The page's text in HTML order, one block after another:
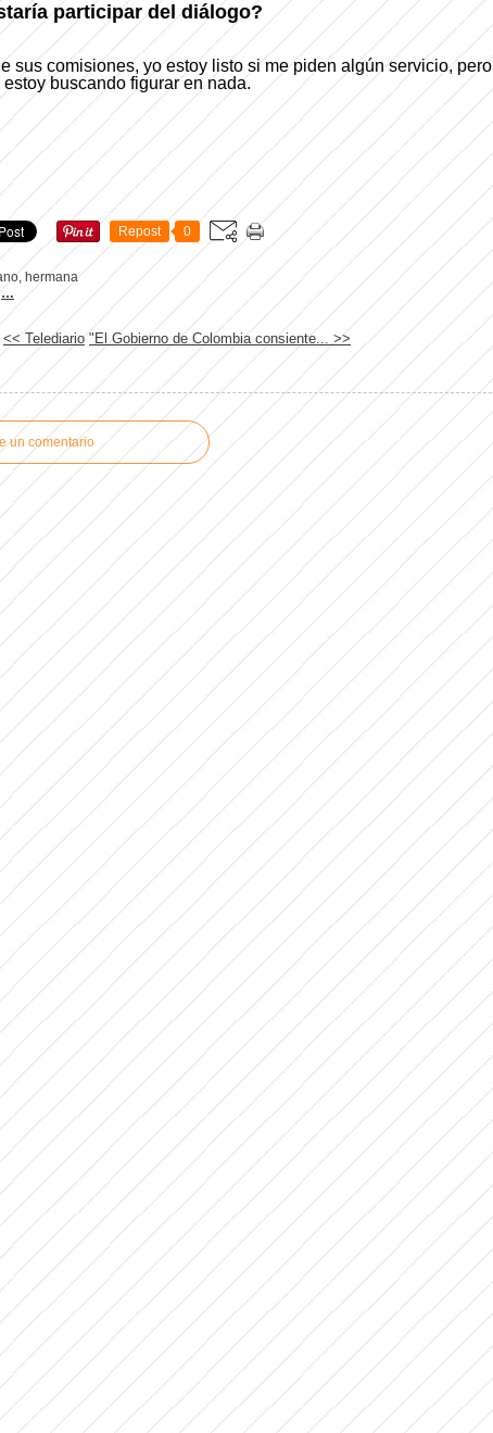
participar del diálogo?
sus comisiones, yo estoy listo si me piden algún servicio, pero
buscando figurar en nada.
Repost 0
hermana
…
<< Telediario "El Gobierno de Colombia consiente... >>
un comentario